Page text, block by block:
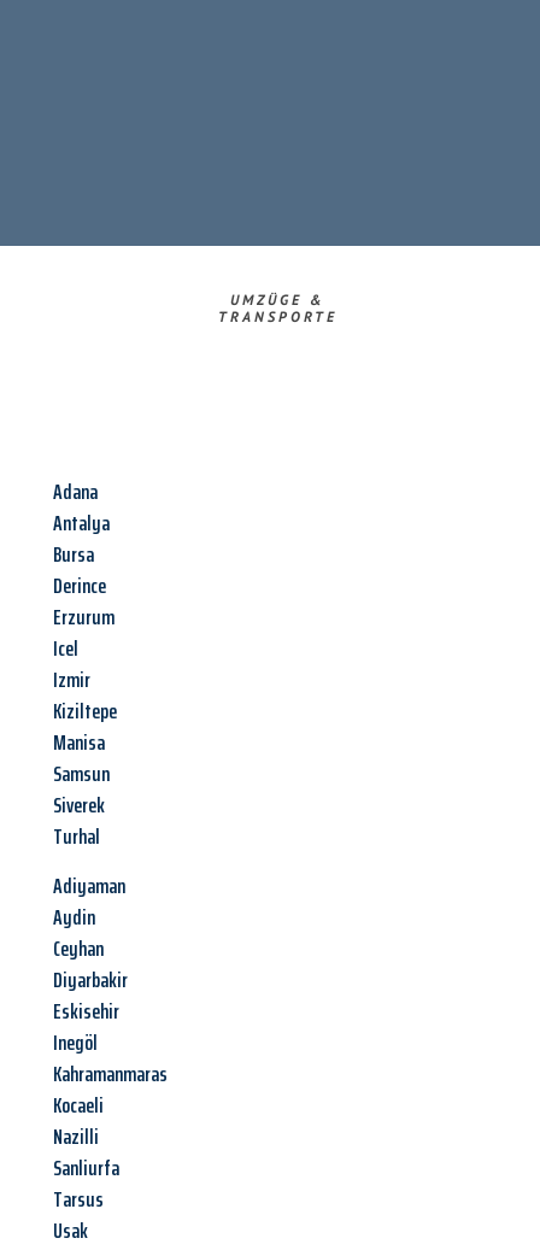
UMZÜGE &
TRANSPORTE
Adana
Antalya
Bursa
Derince
Erzurum
Icel
Izmir
Kiziltepe
Manisa
Samsun
Siverek
Turhal
Adiyaman
Aydin
Ceyhan
Diyarbakir
Eskisehir
Inegöl
Kahramanmaras
Kocaeli
Nazilli
Sanliurfa
Tarsus
Usak